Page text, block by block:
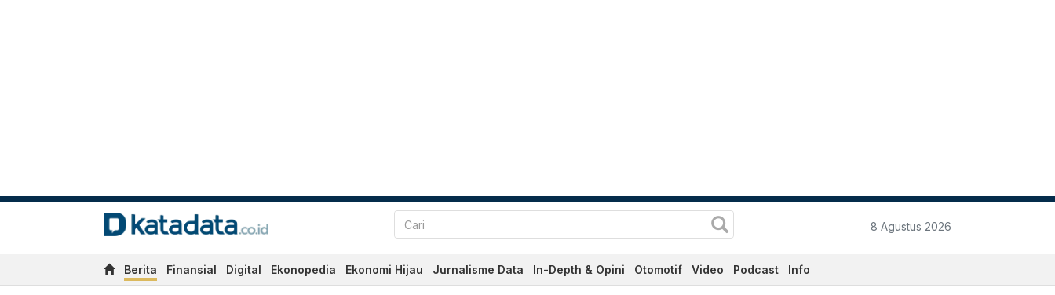
8 Agustus 2026
Berita Finansial Digital Ekonopedia Ekonomi Hijau Jurnalisme Data In-Depth & Opini Otomotif Video Podcast Info